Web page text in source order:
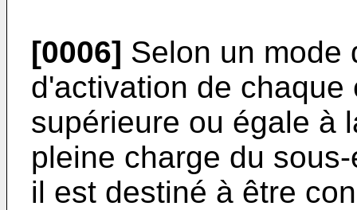
[0006] Selon un mode
d'activation de
supérieure ou égale à
pleine charge du
il est destiné à être